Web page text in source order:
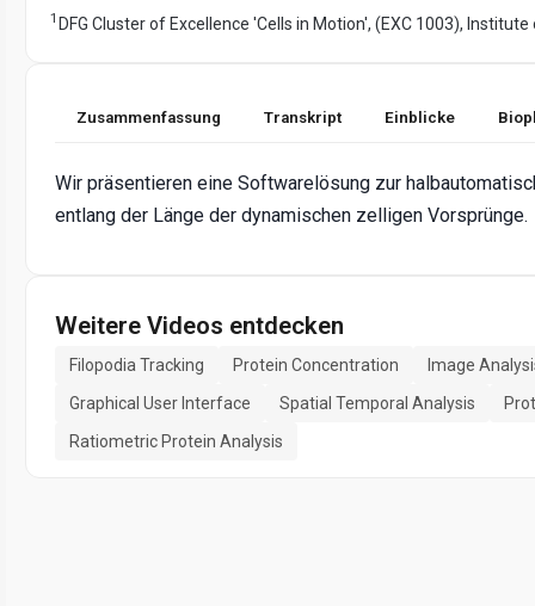
1 DFG Cluster of Excellence 'Cells in Motion', (EXC 1003),
Zusammenfassung Transkript Einblicke
Wir präsentieren eine Softwarelösung zur
entlang der Länge der dynamischen zelligen Vorsprünge.
Weitere Videos entdecken
Filopodia Tracking Protein Concentration
Image
Graphical User Interface
Spatial Temporal Analysis
Ratiometric Protein Analysis